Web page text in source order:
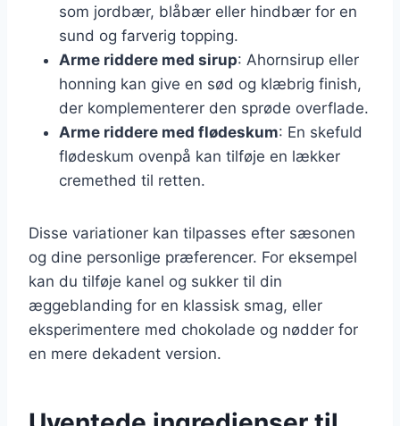
som jordbær, blåbær eller hindbær for en
sund og farverig topping.
Arme riddere med sirup: Ahornsirup eller
honning kan give en sød og klæbrig finish,
der komplementerer den sprøde overflade.
Arme riddere med flødeskum: En skefuld
flødeskum ovenpå kan tilføje en lækker
cremethed til retten.
Disse variationer kan tilpasses efter sæsonen
og dine personlige præferencer. For eksempel
kan du tilføje kanel og sukker til din
æggeblanding for en klassisk smag, eller
eksperimentere med chokolade og nødder for
en mere dekadent version.